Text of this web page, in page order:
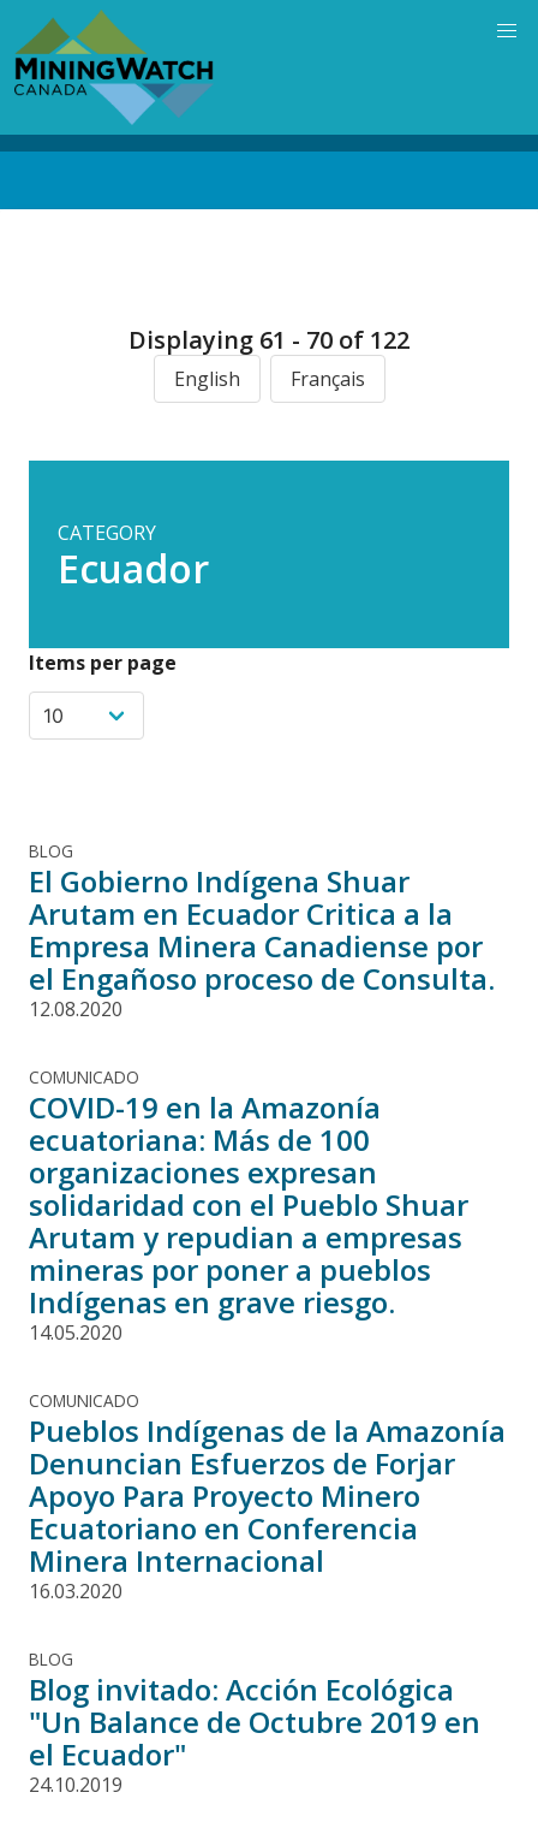
main
content
Displaying 61 - 70 of 122
English Français
CATEGORY
Ecuador
Items per page
BLOG
El Gobierno Indígena Shuar
Arutam en Ecuador Critica a la
Empresa Minera Canadiense por
el Engañoso proceso de Consulta.
12.08.2020
COMUNICADO
COVID-19 en la Amazonía
ecuatoriana: Más de 100
organizaciones expresan
solidaridad con el Pueblo Shuar
Arutam y repudian a empresas
mineras por poner a pueblos
Indígenas en grave riesgo.
14.05.2020
COMUNICADO
Pueblos Indígenas de la Amazonía
Denuncian Esfuerzos de Forjar
Apoyo Para Proyecto Minero
Ecuatoriano en Conferencia
Minera Internacional
16.03.2020
BLOG
Blog invitado: Acción Ecológica
"Un Balance de Octubre 2019 en
el Ecuador"
24.10.2019